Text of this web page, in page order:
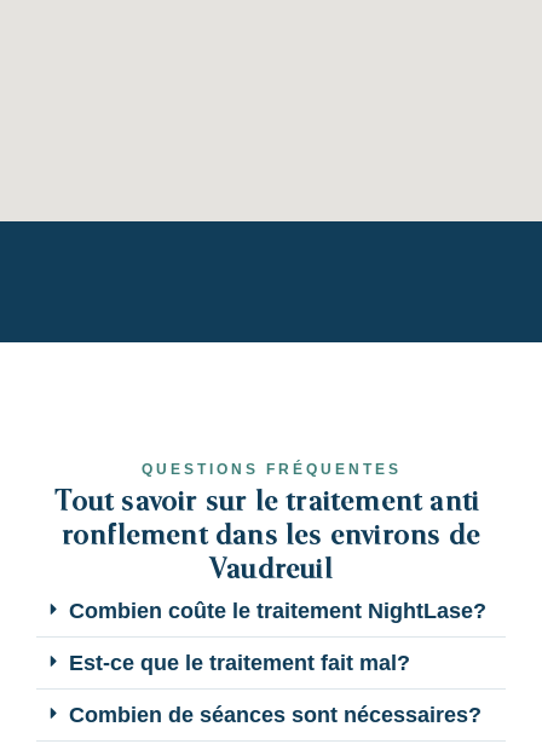
QUESTIONS FRÉQUENTES
Tout savoir sur le traitement anti-
ronflement dans les environs de
Vaudreuil
Combien coûte le traitement NightLase?
Est-ce que le traitement fait mal?
Combien de séances sont nécessaires?